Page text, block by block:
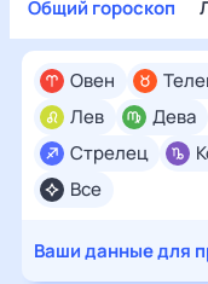
Общий гороскоп
Все
Овен
Лев
Дева
Стрелец
Ваши данные для